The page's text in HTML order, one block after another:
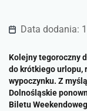
Data dodania:
Kolejny tegoroczny
do krótkiego urlopu,
wypoczynku. Z
Dolnośląskie
Biletu